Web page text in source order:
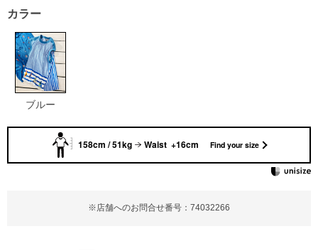
※店舗へのお問合せ番号：74032266
カラー
ブルー
158cm / 51kg Waist +16cm Find your size